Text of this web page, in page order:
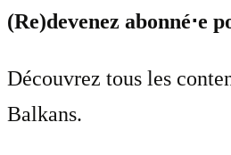
(Re)devenez abonné⋅e
Découvrez tous les
Balkans.